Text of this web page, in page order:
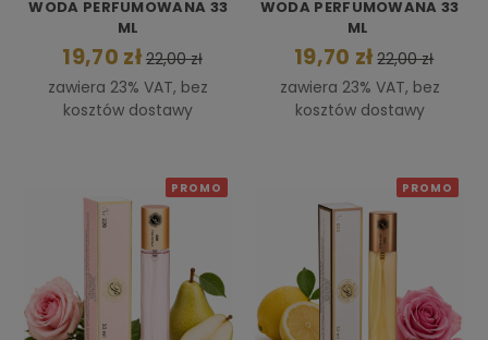
WODA PERFUMOWANA 33
ML
19,70 zł 22,00 zł
zawiera 23% VAT, bez
kosztów dostawy
WODA PERFUMOWANA 33
ML
19,70 zł 22,00 zł
zawiera 23% VAT, bez
kosztów dostawy
PROMO PROMO